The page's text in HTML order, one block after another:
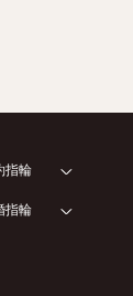
指輪
指輪